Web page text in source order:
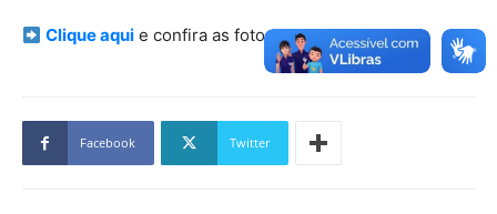
Clique aqui e confira as fotos do evento.
Facebook Twitter